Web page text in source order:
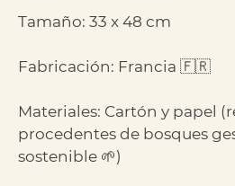
Tamaño: 33 x 48 cm
Fabricación: Francia 🇫🇷
Materiales: Cartón y papel
procedentes de bosques
sostenible 🌱)